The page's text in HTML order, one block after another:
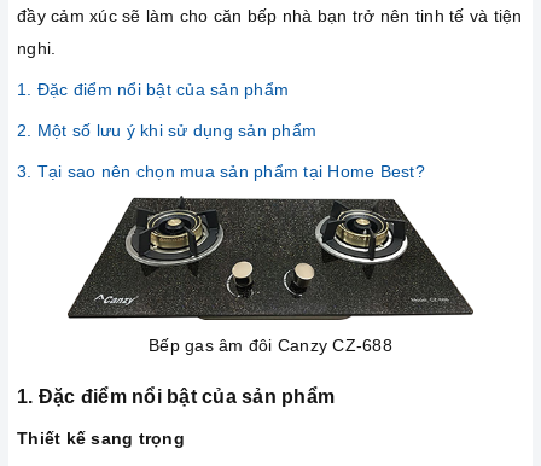
đầy cảm xúc sẽ làm cho căn bếp nhà bạn trở nên tinh tế và tiện
nghi.
1. Đặc điểm nổi bật của sản phẩm
2. Một số lưu ý khi sử dụng sản phẩm
3. Tại sao nên chọn mua sản phẩm tại Home Best?
Bếp gas âm đôi Canzy CZ-688
1. Đặc điểm nổi bật của sản phẩm
Thiết kế sang trọng